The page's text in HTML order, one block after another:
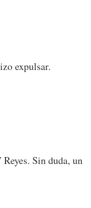
expulsar.
Sin duda, un